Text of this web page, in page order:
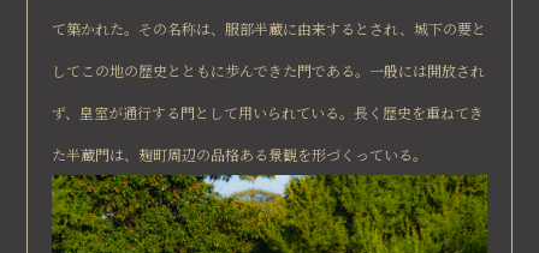
て築かれた。その名称は、服部半蔵に由来するとされ、城下の要と
してこの地の歴史とともに歩んできた門である。一般には開放され
ず、皇室が通行する門として用いられている。長く歴史を重ねてき
た半蔵門は、麹町周辺の品格ある景観を形づくっている。